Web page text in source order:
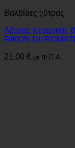
Βαλβίδες χύτρας
Αξονας Κεντρικής
RIKON
21.00 € με Φ.Π.Α.